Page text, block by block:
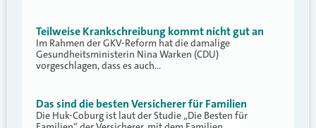
Teilweise Krankschreibung kommt nicht gut an
Im Rahmen der GKV-Reform hat die damalige
Gesundheitsministerin Nina Warken (CDU)
vorgeschlagen, dass es auch…
Das sind die besten Versicherer für Familien
Die Huk-Coburg ist laut der Studie „Die Besten für